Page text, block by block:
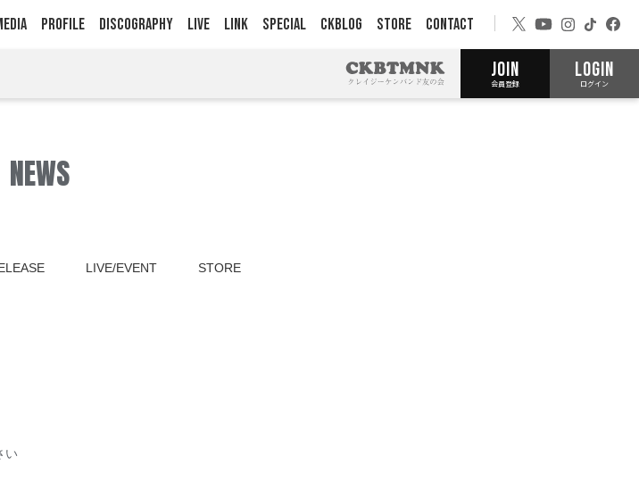
PROFILE DISCOGRAPHY LIVE LINK SPECIAL CKBLOG STORE CONTACT
JOIN
会員登録
LOGIN
ログイン
NEWS
LIVE/EVENT STORE
い